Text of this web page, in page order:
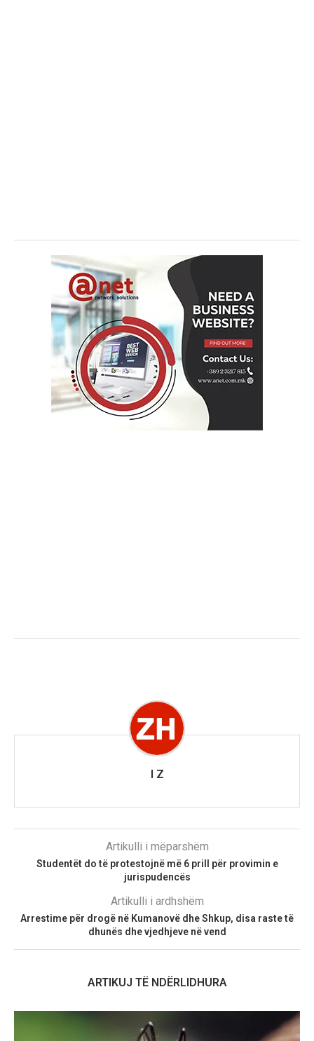
I Z
Artikulli i mëparshëm
Studentët do të protestojnë më 6 prill për provimin e
jurispudencës
Artikulli i ardhshëm
Arrestime për drogë në Kumanovë dhe Shkup, disa raste të
dhunës dhe vjedhjeve në vend
ARTIKUJ TË NDËRLIDHURA